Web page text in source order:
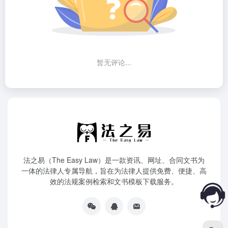
暂无评论...
法之易（The Easy Law）是一款资讯、网址、合同文书为
一体的法律人专属导航，旨在为法律人提供免费、便捷、高
效的法规案例检索和文书模板下载服务。